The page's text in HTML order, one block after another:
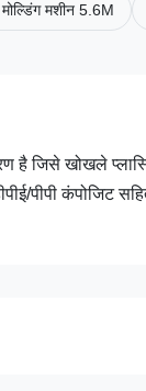
मशीन 5.6M
है जिसे खोखले
पीपी कंपोजिट